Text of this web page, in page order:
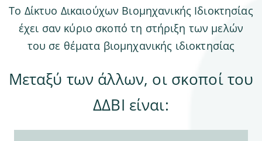
ΕΠΙΚΟΙΝΩΝΙΑ
Το Δίκτυο Δικαιούχων Βιομηχανικής Ιδιοκτησίας
έχει σαν κύριο σκοπό τη στήριξη των μελών
του σε θέματα βιομηχανικής ιδιοκτησίας
Μεταξύ των άλλων, οι σκοποί του
ΔΔΒΙ είναι: